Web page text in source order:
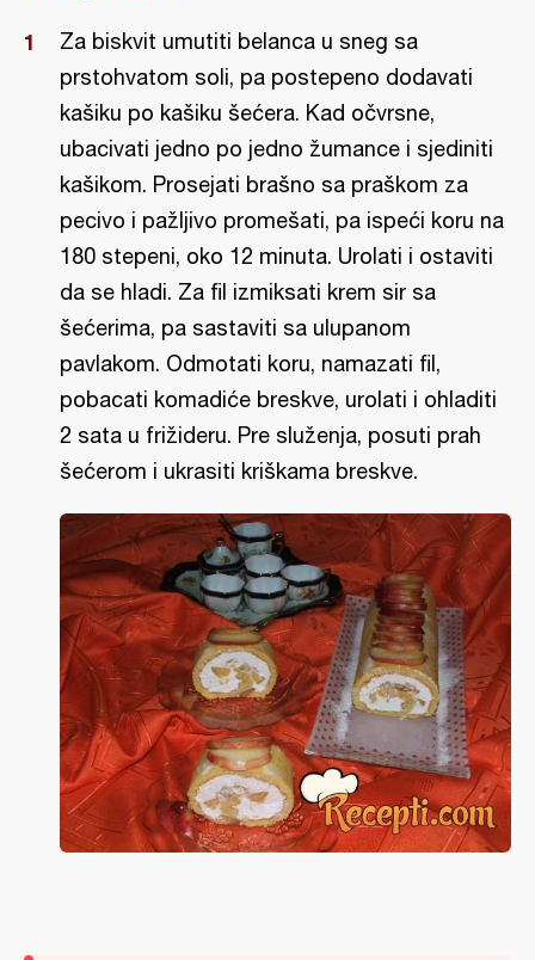
Za biskvit umutiti belanca u sneg sa
prstohvatom soli, pa postepeno dodavati
kašiku po kašiku šećera. Kad očvrsne,
ubacivati jedno po jedno žumance i sjediniti
kašikom. Prosejati brašno sa praškom za
pecivo i pažljivo promešati, pa ispeći koru na
180 stepeni, oko 12 minuta. Urolati i ostaviti
da se hladi. Za fil izmiksati krem sir sa
šećerima, pa sastaviti sa ulupanom
pavlakom. Odmotati koru, namazati fil,
pobacati komadiće breskve, urolati i ohladiti
2 sata u frižideru. Pre služenja, posuti prah
šećerom i ukrasiti kriškama breskve.